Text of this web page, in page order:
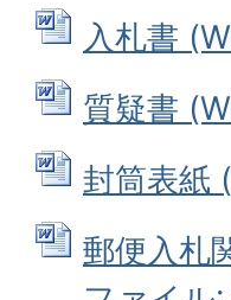
入札書
質疑書
封筒表紙
郵便入札